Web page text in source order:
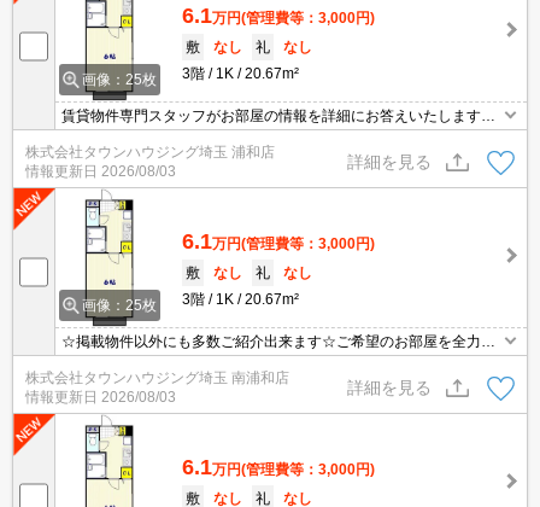
画像：25枚
6.1万円(管理費等：3,000円)
敷
なし 礼
なし
3階
1K 20.67m²
賃貸物件専門スタッフがお部屋の情報を詳細にお答えいたします。
お問合わせはタウンハウジング浦和店まで♪
株式会社タウンハウジング埼玉 浦和店
情報更新日 2026/08/03
詳細を見る
画像：25枚
6.1万円(管理費等：3,000円)
敷
なし 礼
なし
3階
1K 20.67m²
☆掲載物件以外にも多数ご紹介出来ます☆ご希望のお部屋を全力で
お探しさせて頂きます♪
株式会社タウンハウジング埼玉 南浦和店
情報更新日 2026/08/03
詳細を見る
6.1万円(管理費等：3,000円)
敷
なし 礼
なし